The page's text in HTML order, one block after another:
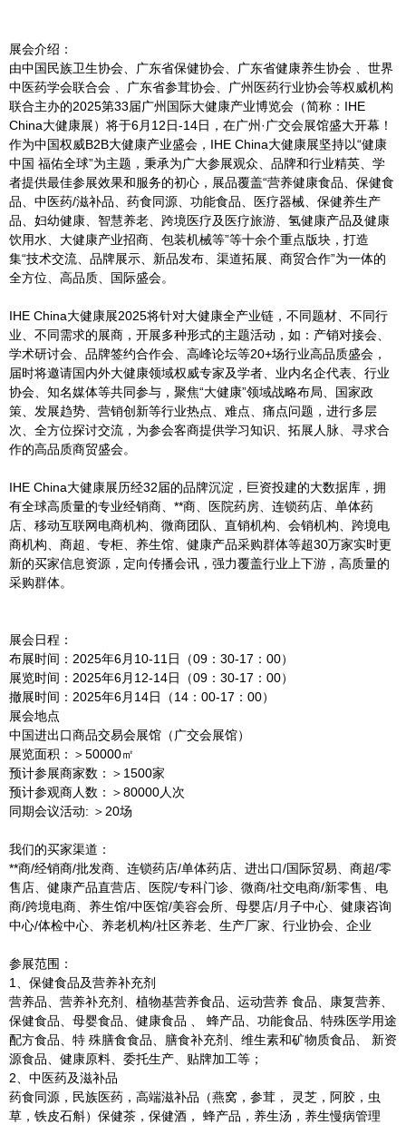
展会介绍：
由中国民族卫生协会、广东省保健协会、广东省健康养生协会 、世界
中医药学会联合会 、广东省参茸协会、广州医药行业协会等权威机构
联合主办的2025第33届广州国际大健康产业博览会（简称：IHE
China大健康展）将于6月12日-14日，在广州·广交会展馆盛大开幕！
作为中国权威B2B大健康产业盛会，IHE China大健康展坚持以“健康
中国 福佑全球”为主题，秉承为广大参展观众、品牌和行业精英、学
者提供最佳参展效果和服务的初心，展品覆盖“营养健康食品、保健食
品、中医药/滋补品、药食同源、功能食品、医疗器械、保健养生产
品、妇幼健康、智慧养老、跨境医疗及医疗旅游、氢健康产品及健康
饮用水、大健康产业招商、包装机械等”等十余个重点版块，打造
集“技术交流、品牌展示、新品发布、渠道拓展、商贸合作”为一体的
全方位、高品质、国际盛会。
IHE China大健康展2025将针对大健康全产业链，不同题材、不同行
业、不同需求的展商，开展多种形式的主题活动，如：产销对接会、
学术研讨会、品牌签约合作会、高峰论坛等20+场行业高品质盛会，
届时将邀请国内外大健康领域权威专家及学者、业内名企代表、行业
协会、知名媒体等共同参与，聚焦“大健康”领域战略布局、国家政
策、发展趋势、营销创新等行业热点、难点、痛点问题，进行多层
次、全方位探讨交流，为参会客商提供学习知识、拓展人脉、寻求合
作的高品质商贸盛会。
IHE China大健康展历经32届的品牌沉淀，巨资投建的大数据库，拥
有全球高质量的专业经销商、**商、医院药房、连锁药店、单体药
店、移动互联网电商机构、微商团队、直销机构、会销机构、跨境电
商机构、商超、专柜、养生馆、健康产品采购群体等超30万家实时更
新的买家信息资源，定向传播会讯，强力覆盖行业上下游，高质量的
采购群体。
展会日程：
布展时间：2025年6月10-11日（09：30-17：00）
展览时间：2025年6月12-14日（09：30-17：00）
撤展时间：2025年6月14日（14：00-17：00）
展会地点
中国进出口商品交易会展馆（广交会展馆）
展览面积：＞50000㎡
预计参展商家数：＞1500家
预计参观商人数：＞80000人次
同期会议活动: ＞20场
我们的买家渠道：
**商/经销商/批发商、连锁药店/单体药店、进出口/国际贸易、商超/零
售店、健康产品直营店、医院/专科门诊、微商/社交电商/新零售、电
商/跨境电商、养生馆/中医馆/美容会所、母婴店/月子中心、健康咨询
中心/体检中心、养老机构/社区养老、生产厂家、行业协会、企业
参展范围：
1、保健食品及营养补充剂
营养品、营养补充剂、植物基营养食品、运动营养 食品、康复营养、
保健食品、母婴食品、健康食品 、 蜂产品、功能食品、特殊医学用途
配方食品、特 殊膳食食品、膳食补充剂、维生素和矿物质食品、 新资
源食品、健康原料、委托生产、贴牌加工等；
2、中医药及滋补品
药食同源，民族医药，高端滋补品（燕窝，参茸， 灵芝，阿胶，虫
草，铁皮石斛）保健茶，保健酒， 蜂产品，养生汤，养生慢病管理